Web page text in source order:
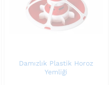
Damızlık Plastik Horoz
Yemliği